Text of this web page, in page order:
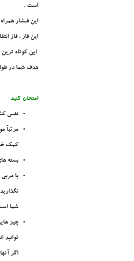
است .
اين فـشار
اين فاز ، فاز
اين کوتاه
هدف شما در طول
امتحان کنيد
نفس
مرتباً
کمک
بسته
با
شما
چيز
توانيد
اگر